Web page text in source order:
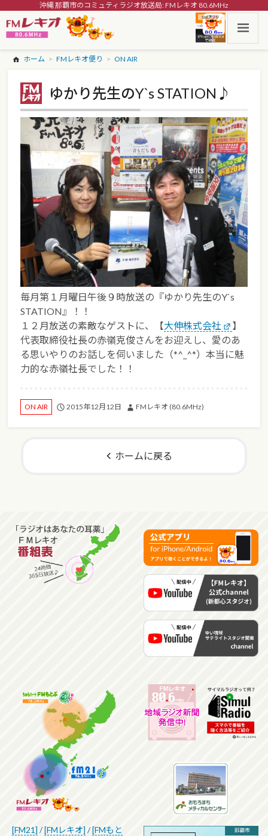
沖縄 那覇市のコミュティラジオ放送局: FMレキオ 80.6MHz
ホーム FMレキオ便り ON AIR
ゆかり先生のY`s STATION♪
毎月第１月曜日午後９時放送の『ゆかり先生のY`s
STATION』！！
１２月放送の素敵なゲストに、【大伸株式会社
】
代表取締役社長の赤嶺克俊さんをお迎えし、愛のあ
る思いやりのお話しを伺いました（*^_^*）本当に魅
力的な赤嶺社長でした！！
ON AIR 2015年12月12日 FMレキオ (80.6MHz)
ホームに戻る
[FM21] /[FMレキオ] /[FMもと